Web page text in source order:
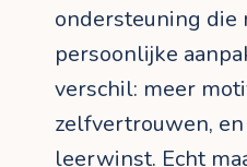
ondersteuning die
persoonlijke
verschil: meer
zelfvertrouwen,
leerwinst. Echt